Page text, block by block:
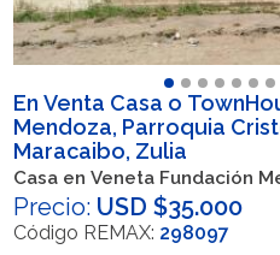
En Venta Casa o
Mendoza, Parroquia Cristo de Aranza
Maracaibo, Zulia
Casa en Veneta Fundación
Precio: USD $35.000
Código REMAX: 298097